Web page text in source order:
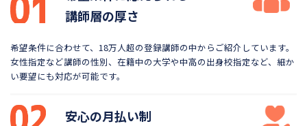
講師層の厚さ
希望条件に合わせて、18万人超の登録講師の中から ご紹介しています。
女性指定など講師の性別、在籍中の大学や中高の出身校指定など、細か
い要望にも対応が可能です。
安心の月払い制